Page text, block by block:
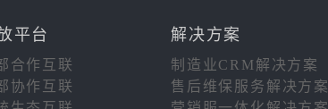
平台
合作互联
协作互联
解决方案
制造业CRM解决方案
售后维保服务解决方案